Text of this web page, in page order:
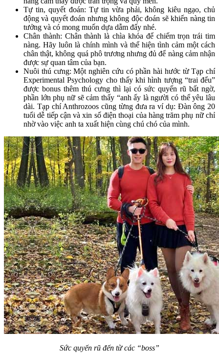
Tự tin, quyết đoán: Tự tin vừa phải, không kiêu ngạo, chủ
động và quyết đoán nhưng không độc đoán sẽ khiến nàng tin
tưởng và có mong muốn dựa dẫm đấy nhé.
Chân thành: Chân thành là chìa khóa để chiếm trọn trái tim
nàng. Hãy luôn là chính mình và thể hiện tình cảm một cách
chân thật, không quá phô trương nhưng đủ để nàng cảm nhận
được sự quan tâm của bạn.
Nuôi thú cưng: Một nghiên cứu có phần hài hước từ Tạp chí
Experimental Psychology cho thấy khi hình tượng “trai đểu”
được bonus thêm thú cưng thì lại có sức quyến rũ bất ngờ,
phần lớn phụ nữ sẽ cảm thấy “anh ấy là người có thể yêu lâu
dài. Tạp chí Anthrozoos cũng từng đưa ra ví dụ: Đàn ông 20
tuổi dễ tiếp cận và xin số điện thoại của hàng trăm phụ nữ chỉ
nhờ vào việc anh ta xuất hiện cùng chú chó của mình.
Sức quyến rũ đến từ các “boss”